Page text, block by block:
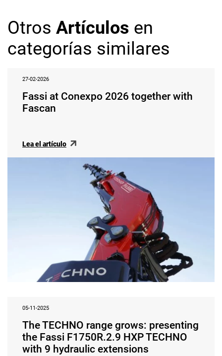
Otros Artículos en
categorías similares
27-02-2026
Fassi at Conexpo 2026 together with
Fascan
Lea el artículo
05-11-2025
The TECHNO range grows: presenting
the Fassi F1750R.2.9 HXP TECHNO
with 9 hydraulic extensions